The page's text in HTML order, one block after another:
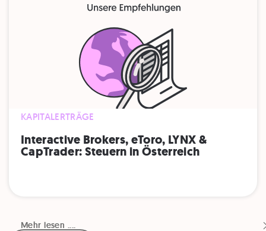
Mehr lesen ....
KAPITALERTRÄGE
Interactive Brokers, eToro, LYNX &
CapTrader: Steuern in Österreich
Mehr lesen ....